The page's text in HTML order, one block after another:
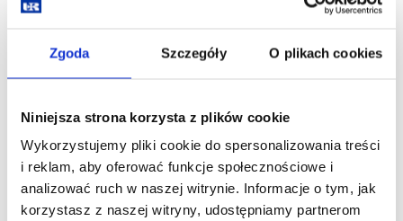
Zgoda Szczegóły O plikach cookies
Niniejsza strona korzysta z plików cookie
Wykorzystujemy pliki cookie do spersonalizowania treści
i reklam, aby oferować funkcje społecznościowe i
analizować ruch w naszej witrynie. Informacje o tym, jak
korzystasz z naszej witryny, udostępniamy partnerom
biologia, biogospodarka, bioinformatka, biotechnologia,
gospodarka przestrzenna i inne pokrewne z dziedzin nauk
inżynieryjno-technicznych, społecznych, ścisłych
Kandydat zobowiązany jest dostarczyć do Komisji
Egzaminacyjnej opis efektów uczenia się określonych
w programie studiów, które ukończył.
Kryterium dodatkowe,gdy liczba kandydatów z tą samą liczbą punktów
przewyższa limit wolnych miejsc na kierunek